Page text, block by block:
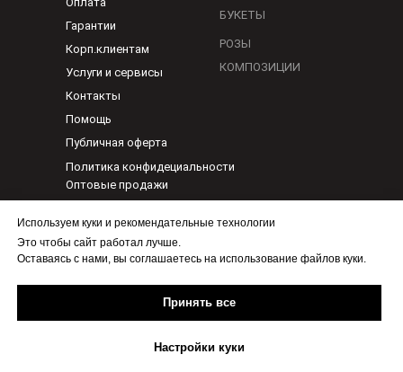
Используем куки и рекомендательные технологии
Это чтобы сайт работал лучше.
Оставаясь с нами, вы соглашаетесь на использование файлов куки.
Принять все
Настройки куки
+7(965)705-04-40
Служба доставки цветов,
По любым вопросам
1@flora-ykt.ru
Гарантии
Корп.клиентам
Услуги и сервисы
Контакты
Помощь
Публичная оферта
Политика конфидециальности
БУКЕТЫ
РОЗЫ
КОМПОЗИЦИИ
Оптовые продажи